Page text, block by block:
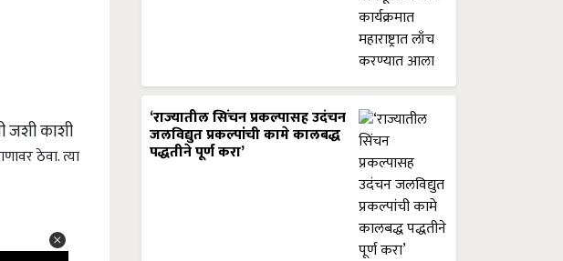
जशी काशी
ठेवा. त्या
‘राज्यातील सिंचन प्रकल्पासह उदंचन
जलविद्युत प्रकल्पांची कामे कालबद्ध
पद्धतीने पूर्ण करा’